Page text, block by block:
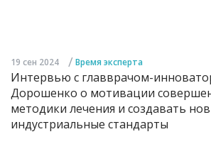
19 сен 2024 / Время эксперта
Интервью с главврачом-
Дорошенко о мотивации
методики лечения и создавать
индустриальные стандарты